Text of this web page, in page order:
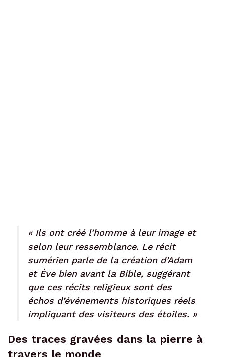
« Ils ont créé l’homme à leur image et
selon leur ressemblance. Le récit
sumérien parle de la création d’Adam
et Ève bien avant la Bible, suggérant
que ces récits religieux sont des
échos d’événements historiques réels
impliquant des visiteurs des étoiles. »
Des traces gravées dans la pierre à
travers le monde